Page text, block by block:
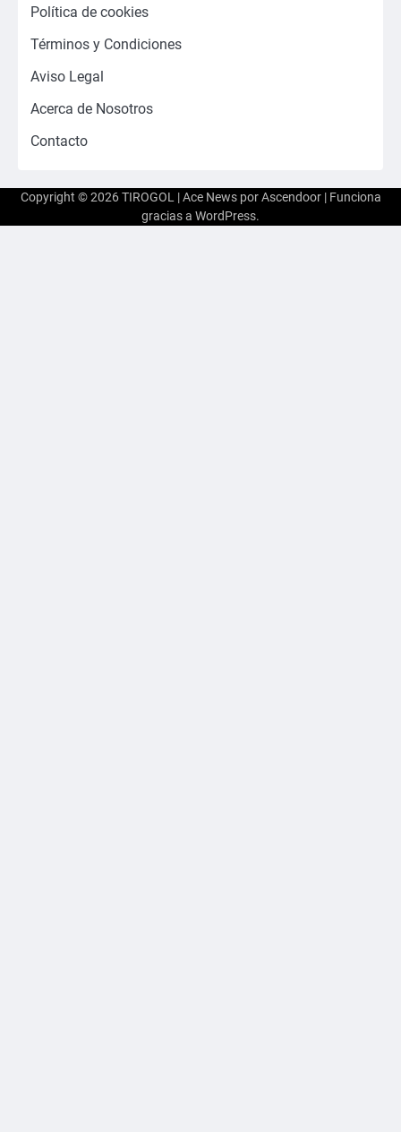
Política de cookies
Términos y Condiciones
Aviso Legal
Acerca de Nosotros
Contacto
Copyright © 2026TIROGOL| Ace News porAscendoor| Funciona
gracias a WordPress.